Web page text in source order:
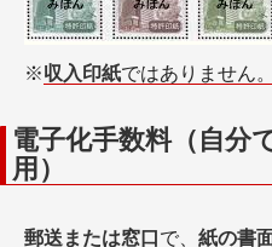
※収入印紙ではありません
電子化手数料（自分
用）
郵送または窓口 で、 紙の書